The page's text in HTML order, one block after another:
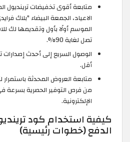
متابعة أقوى تخفيضات ترينديول
الاعياد، الجمعة البيضاء "بلاك
الموسم أولًا بأول وتقديمها لك
تصل لغاية 90%.
الوصول السريع إلى أحدث إصدارات
أقل.
متابعة العروض المحدثة باستمرار
من فرص التوفير الحصرية بسرعة
الإلكترونية.
كيفية استخدام كود
الدفع (خطوات رئيسية)